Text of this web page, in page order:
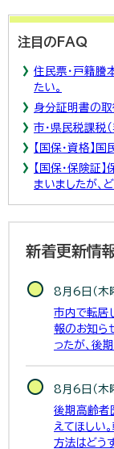
注目のFAQ
住民票・戸籍謄
たい。
身分証明書の取
市・県民税課税
【国保・資格】
【国保・保険証
まいましたが、
新着更新情
8月6日（木
市内で転居
報のお知ら
ったが、後
8月6日（木
後期高齢者
えてほしい
方法はどう